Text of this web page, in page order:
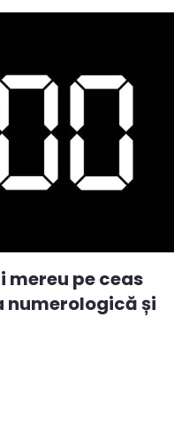
mereu pe ceas
numerologică și